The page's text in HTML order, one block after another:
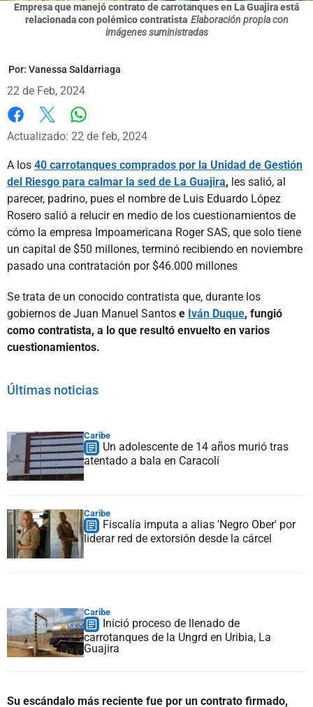
Empresa que manejó contrato de carrotanques en La Guajira está
relacionada con polémico contratista Elaboración propia con
imágenes suministradas
Por: Vanessa Saldarriaga
22 de Feb, 2024
Facebook
X
Actualizado: 22 de feb, 2024
A los 40 carrotanques comprados por la Unidad de Gestión
del Riesgo para calmar la sed de La Guajira, les salió, al
parecer, padrino, pues el nombre de Luis Eduardo López
Rosero salió a relucir en medio de los cuestionamientos de
cómo la empresa Impoamericana Roger SAS, que solo tiene
un capital de $50 millones, terminó recibiendo en noviembre
pasado una contratación por $46.000 millones
Se trata de un conocido contratista que, durante los
gobiernos de Juan Manuel Santos e Iván Duque, fungió
como contratista, a lo que resultó envuelto en varios
cuestionamientos.
Últimas noticias
Caribe
Un adolescente de 14 años murió tras
atentado a bala en Caracolí
Caribe
Fiscalía imputa a alias 'Negro Ober' por
liderar red de extorsión desde la cárcel
Caribe
Inició proceso de llenado de
carrotanques de la Ungrd en Uribia, La
Guajira
Su escándalo más reciente fue por un contrato firmado,